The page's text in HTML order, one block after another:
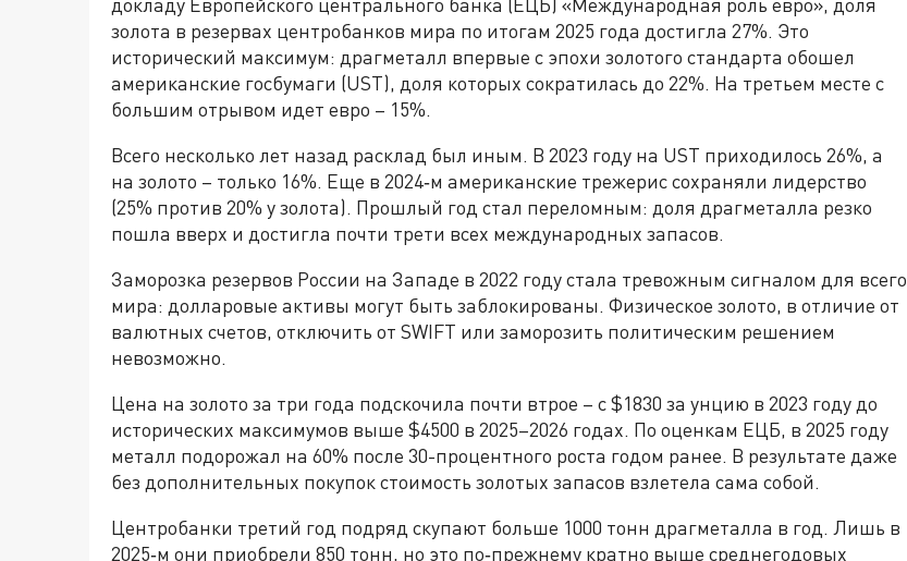
золота в резервах центробанков мира по итогам 2025 года достигла 27%. Это
исторический максимум: драгметалл впервые с эпохи золотого стандарта обошел
американские госбумаги (UST), доля которых сократилась до 22%. На третьем месте с
большим отрывом идет евро – 15%.
Всего несколько лет назад расклад был иным. В 2023 году на UST приходилось 26%, а
на золото – только 16%. Еще в 2024‑м американские трежерис сохраняли лидерство
(25% против 20% у золота). Прошлый год стал переломным: доля драгметалла резко
пошла вверх и достигла почти трети всех международных запасов.
Заморозка резервов России на Западе в 2022 году стала тревожным сигналом для всего
мира: долларовые активы могут быть заблокированы. Физическое золото, в отличие от
валютных счетов, отключить от SWIFT или заморозить политическим решением
невозможно.
Цена на золото за три года подскочила почти втрое – с $1830 за унцию в 2023 году до
исторических максимумов выше $4500 в 2025–2026 годах. По оценкам ЕЦБ, в 2025 году
металл подорожал на 60% после 30-процентного роста годом ранее. В результате даже
без дополнительных покупок стоимость золотых запасов взлетела сама собой.
Центробанки третий год подряд скупают больше 1000 тонн драгметалла в год. Лишь в
2025‑м они приобрели 850 тонн, но это по‑прежнему кратно выше среднегодовых